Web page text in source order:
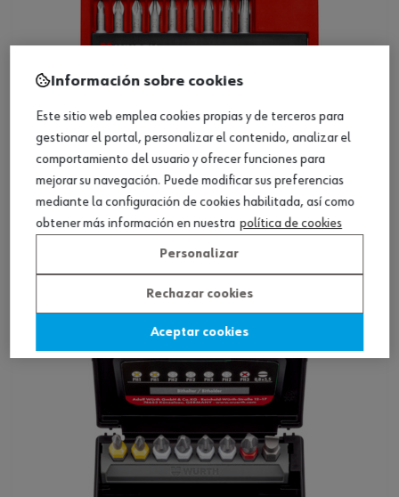
Caja de puntas C 6,3 (1/4) acero inoxid.,10
piezas
Información sobre cookies
Este sitio web emplea cookies propias y de terceros para
gestionar el portal, personalizar el contenido, analizar el
comportamiento del usuario y ofrecer funciones para
mejorar su navegación. Puede modificar sus preferencias
mediante la configuración de cookies habilitada, así como
obtener más información en nuestra política de cookies
Personalizar
Rechazar cookies
Aceptar cookies